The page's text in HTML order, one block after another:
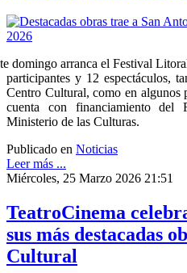
domingo arranca el Festival
participantes y 12 espectáculos,
Centro Cultural, como en
cuenta con financiamiento del
Ministerio de las Culturas.
Publicado en Noticias
Leer más ...
Miércoles, 25 Marzo 2026 21:51
TeatroCinema
sus más destacadas
Cultural